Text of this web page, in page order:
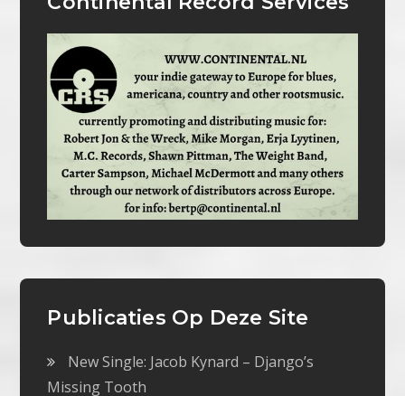
Publicaties Op Deze Site
New Single: Jacob Kynard – Django’s
Missing Tooth